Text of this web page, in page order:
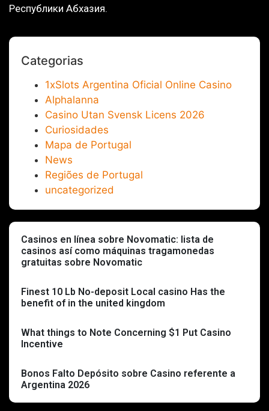
Республики Абхазия.
Categorias
1xSlots Argentina Oficial Online Casino
Alphalanna
Casino Utan Svensk Licens 2026
Curiosidades
Mapa de Portugal
News
Regiões de Portugal
uncategorized
Casinos en línea sobre Novomatic: lista de
casinos así­ como máquinas tragamonedas
gratuitas sobre Novomatic
Finest 10 Lb No-deposit Local casino Has the
benefit of in the united kingdom
What things to Note Concerning $1 Put Casino
Incentive
Bonos Falto Depósito sobre Casino referente a
Argentina 2026